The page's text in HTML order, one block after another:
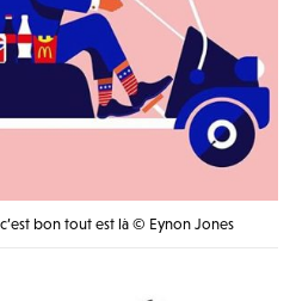
bon tout est là © Eynon Jones